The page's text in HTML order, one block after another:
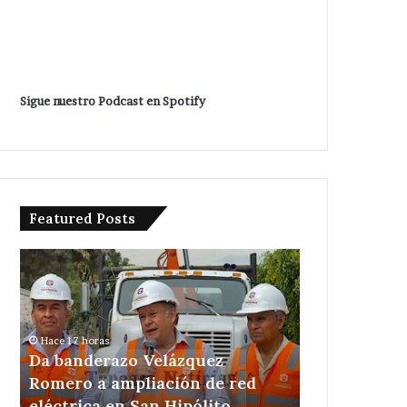
Sigue nuestro Podcast en Spotify
Featured Posts
Da
banderazo
Velázquez
Romero
a
ampliación
de
red
Hace 17 horas
Da banderazo Velázquez
Romero a ampliación de red
Detienen
a
tres
en
por
excavaciones